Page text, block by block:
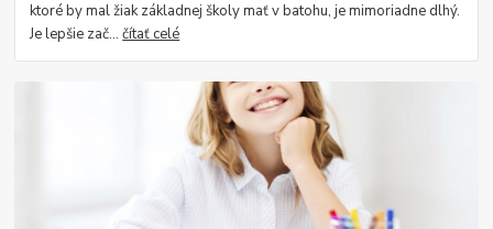
ktoré by mal žiak základnej školy mať v batohu, je mimoriadne dlhý.
Je lepšie zač...čítať celé